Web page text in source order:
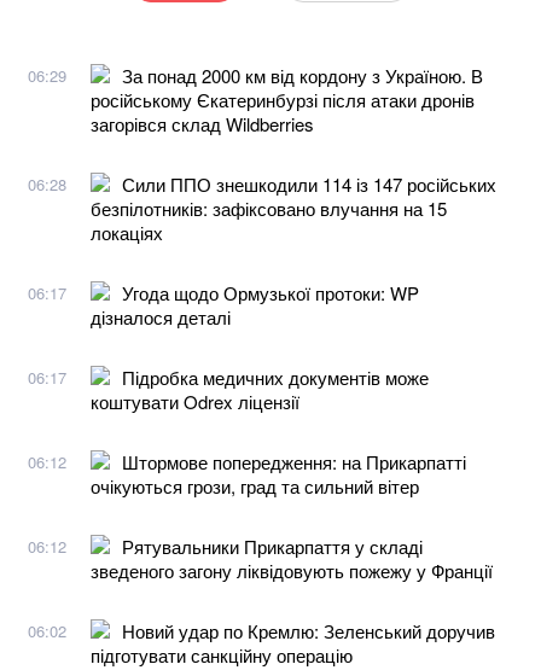
06:29
За понад 2000 км від кордону з Україною. В
російському Єкатеринбурзі після атаки дронів
загорівся склад Wildberries
06:28
Сили ППО знешкодили 114 із 147 російських
безпілотників: зафіксовано влучання на 15
локаціях
06:17
Угода щодо Ормузької протоки: WP
дізналося деталі
06:17
Підробка медичних документів може
коштувати Odrex ліцензії
06:12
Штормове попередження: на Прикарпатті
очікуються грози, град та сильний вітер
06:12
Рятувальники Прикарпаття у складі
зведеного загону ліквідовують пожежу у Франції
06:02
Новий удар по Кремлю: Зеленський доручив
підготувати санкційну операцію